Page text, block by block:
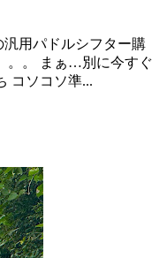
用パドルシフター購
。。 まぁ…別に今すぐ
コソコソ準...